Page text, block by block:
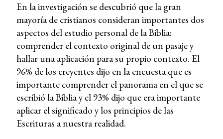
En la investigación se descubrió que la gran
mayoría de cristianos consideran importantes dos
aspectos del estudio personal de la Biblia:
comprender el contexto original de un pasaje y
hallar una aplicación para su propio contexto. El
96% de los creyentes dijo en la encuesta que es
importante comprender el panorama en el que se
escribió la Biblia y el 93% dijo que era importante
aplicar el significado y los principios de las
Escrituras a nuestra realidad.